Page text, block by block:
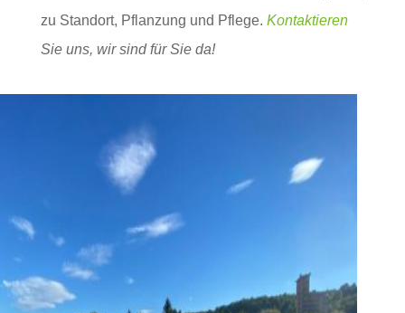
zu Standort, Pflanzung und Pflege. Kontaktieren
Sie uns, wir sind für Sie da!